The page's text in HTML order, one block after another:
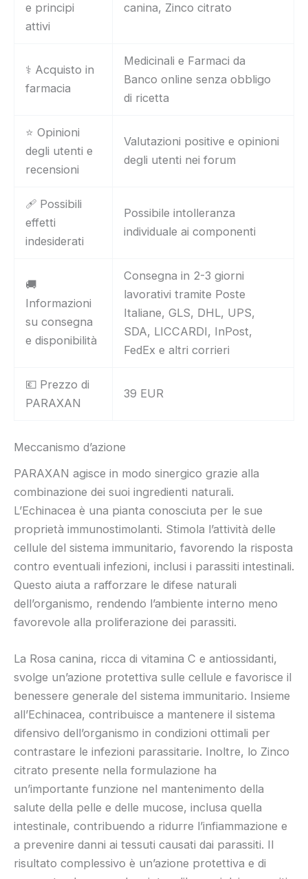
e principi
attivi
canina, Zinco citrato
⚕️ Acquisto in
farmacia
Medicinali e Farmaci da
Banco online senza obbligo
di ricetta
⭐ Opinioni
degli utenti e
recensioni
Valutazioni positive e opinioni
degli utenti nei forum
🩹 Possibili
effetti
indesiderati
Possibile intolleranza
individuale ai componenti
🚚
Informazioni
su consegna
e disponibilità
Consegna in 2-3 giorni
lavorativi tramite Poste
Italiane, GLS, DHL, UPS,
SDA, LICCARDI, InPost,
FedEx e altri corrieri
💶 Prezzo di
PARAXAN
39 EUR
Meccanismo d’azione
PARAXAN agisce in modo sinergico grazie alla
combinazione dei suoi ingredienti naturali.
L’Echinacea è una pianta conosciuta per le sue
proprietà immunostimolanti. Stimola l’attività delle
cellule del sistema immunitario, favorendo la risposta
contro eventuali infezioni, inclusi i parassiti intestinali.
Questo aiuta a rafforzare le difese naturali
dell’organismo, rendendo l’ambiente interno meno
favorevole alla proliferazione dei parassiti.
La Rosa canina, ricca di vitamina C e antiossidanti,
svolge un’azione protettiva sulle cellule e favorisce il
benessere generale del sistema immunitario. Insieme
all’Echinacea, contribuisce a mantenere il sistema
difensivo dell’organismo in condizioni ottimali per
contrastare le infezioni parassitarie. Inoltre, lo Zinco
citrato presente nella formulazione ha
un’importante funzione nel mantenimento della
salute della pelle e delle mucose, inclusa quella
intestinale, contribuendo a ridurre l’infiammazione e
a prevenire danni ai tessuti causati dai parassiti. Il
risultato complessivo è un’azione protettiva e di